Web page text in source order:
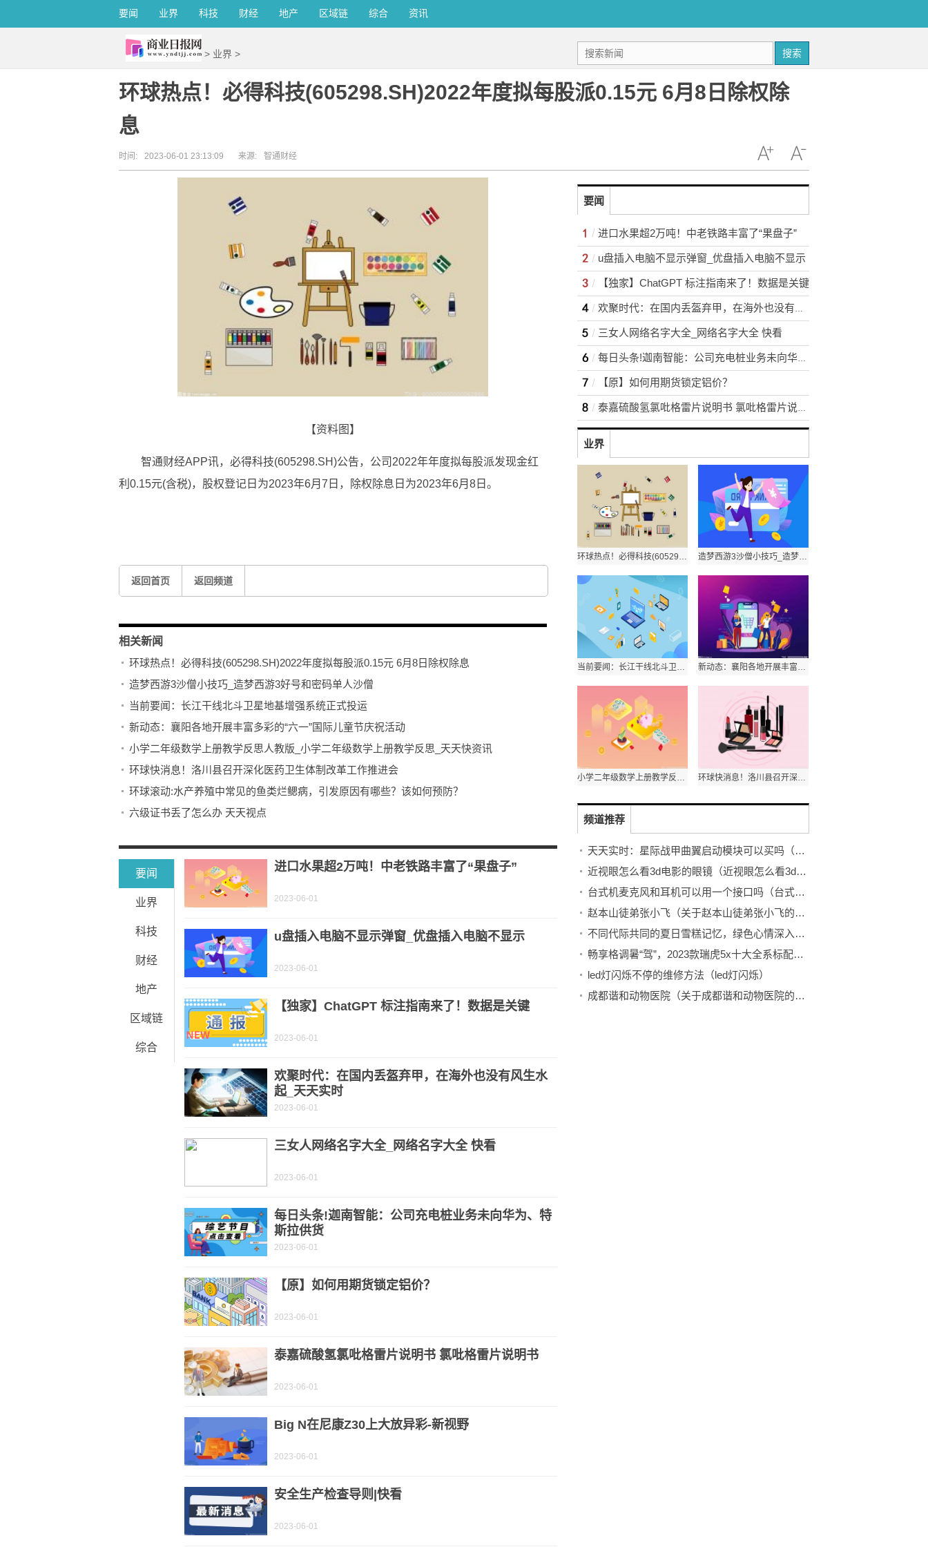
要闻 业界 科技 财经 地产 区域链 综合 资讯
> 业界 > 搜索
环球热点！必得科技(605298.SH)2022年度拟每股派0.15元 6月8日除权除
息
时间: 2023-06-01 23:13:09 来源: 智通财经
【资料图】
智通财经APP讯，必得科技(605298.SH)公告，公司2022年年度拟每股派发现金红
利0.15元(含税)，股权登记日为2023年6月7日，除权除息日为2023年6月8日。
返回首页 返回频道
相关新闻
环球热点！必得科技(605298.SH)2022年度拟每股派0.15元 6月8日除权除息
造梦西游3沙僧小技巧_造梦西游3好号和密码单人沙僧
当前要闻：长江干线北斗卫星地基增强系统正式投运
新动态：襄阳各地开展丰富多彩的“六一”国际儿童节庆祝活动
小学二年级数学上册教学反思人教版_小学二年级数学上册教学反思_天天快资讯
环球快消息！洛川县召开深化医药卫生体制改革工作推进会
环球滚动:水产养殖中常见的鱼类烂鳃病，引发原因有哪些？该如何预防？
六级证书丢了怎么办 天天视点
要闻
业界
科技
财经
地产
区域链
综合
进口水果超2万吨！中老铁路丰富了“果盘子”
2023-06-01
u盘插入电脑不显示弹窗_优盘插入电脑不显示
2023-06-01
【独家】ChatGPT 标注指南来了！数据是关键
2023-06-01
欢聚时代：在国内丢盔弃甲，在海外也没有风生水
起_天天实时
2023-06-01
三女人网络名字大全_网络名字大全 快看
2023-06-01
每日头条!迦南智能：公司充电桩业务未向华为、特
斯拉供货
2023-06-01
【原】如何用期货锁定铝价？
2023-06-01
泰嘉硫酸氢氯吡格雷片说明书 氯吡格雷片说明书
2023-06-01
Big N在尼康Z30上大放异彩-新视野
2023-06-01
安全生产检查导则|快看
2023-06-01
要闻
进口水果超2万吨！中老铁路丰富了“果盘子”
u盘插入电脑不显示弹窗_优盘插入电脑不显示
【独家】ChatGPT 标注指南来了！数据是关键
欢聚时代：在国内丢盔弃甲，在海外也没有风生水起_天天实时
三女人网络名字大全_网络名字大全 快看
每日头条!迦南智能：公司充电桩业务未向华为、特斯拉供货
【原】如何用期货锁定铝价？
泰嘉硫酸氢氯吡格雷片说明书 氯吡格雷片说明书
业界
环球热点！必得科技(605298.SH)2022年度拟每股派0.15元 6月8日除权除息 造梦西游3沙僧小技巧_造梦西游3好号和密码单人沙僧
当前要闻：长江干线北斗卫星地基增强系统正式投运 新动态：襄阳各地开展丰富多彩的“六一”国际儿童节庆祝活动
小学二年级数学上册教学反思人教版_小学二年级数学上册教学反思_天天快资讯 环球快消息！洛川县召开深化医药卫生体制改革工作推进会
频道推荐
天天实时：星际战甲曲翼启动模块可以买吗（星际战甲曲翼启动模块）
近视眼怎么看3d电影的眼镜（近视眼怎么看3d）-世界独家
台式机麦克风和耳机可以用一个接口吗（台式机耳机和麦克风怎么通用一个插孔） 环球新视野
赵本山徒弟张小飞（关于赵本山徒弟张小飞的介绍）
不同代际共同的夏日雪糕记忆，绿色心情深入终端打造儿童节“回忆莎”
畅享格调暑“驾”，2023款瑞虎5x十大全系标配一键开启夏季快乐游
led灯闪烁不停的维修方法（led灯闪烁）
成都谐和动物医院（关于成都谐和动物医院的介绍）